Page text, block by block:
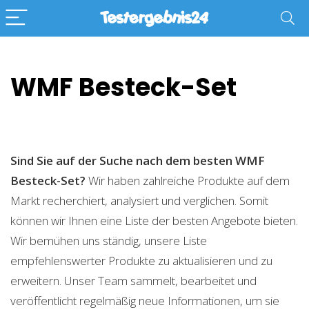
WMF Besteck-Set
Sind Sie auf der Suche nach dem besten WMF
Besteck-Set? Wir haben zahlreiche Produkte auf dem
Markt recherchiert, analysiert und verglichen. Somit
können wir Ihnen eine Liste der besten Angebote bieten.
Wir bemühen uns ständig, unsere Liste
empfehlenswerter Produkte zu aktualisieren und zu
erweitern. Unser Team sammelt, bearbeitet und
veröffentlicht regelmäßig neue Informationen, um sie